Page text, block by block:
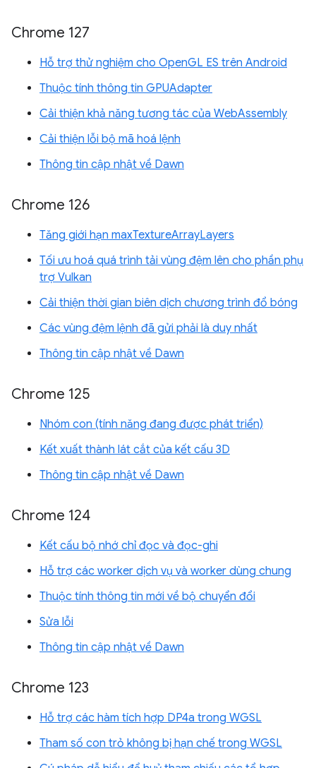
Chrome 127
Hỗ trợ thử nghiệm cho OpenGL ES trên Android
Thuộc tính thông tin GPUAdapter
Cải thiện khả năng tương tác của WebAssembly
Cải thiện lỗi bộ mã hoá lệnh
Thông tin cập nhật về Dawn
Chrome 126
Tăng giới hạn maxTextureArrayLayers
Tối ưu hoá quá trình tải vùng đệm lên cho phần phụ
trợ Vulkan
Cải thiện thời gian biên dịch chương trình đổ bóng
Các vùng đệm lệnh đã gửi phải là duy nhất
Thông tin cập nhật về Dawn
Chrome 125
Nhóm con (tính năng đang được phát triển)
Kết xuất thành lát cắt của kết cấu 3D
Thông tin cập nhật về Dawn
Chrome 124
Kết cấu bộ nhớ chỉ đọc và đọc-ghi
Hỗ trợ các worker dịch vụ và worker dùng chung
Thuộc tính thông tin mới về bộ chuyển đổi
Sửa lỗi
Thông tin cập nhật về Dawn
Chrome 123
Hỗ trợ các hàm tích hợp DP4a trong WGSL
Tham số con trỏ không bị hạn chế trong WGSL